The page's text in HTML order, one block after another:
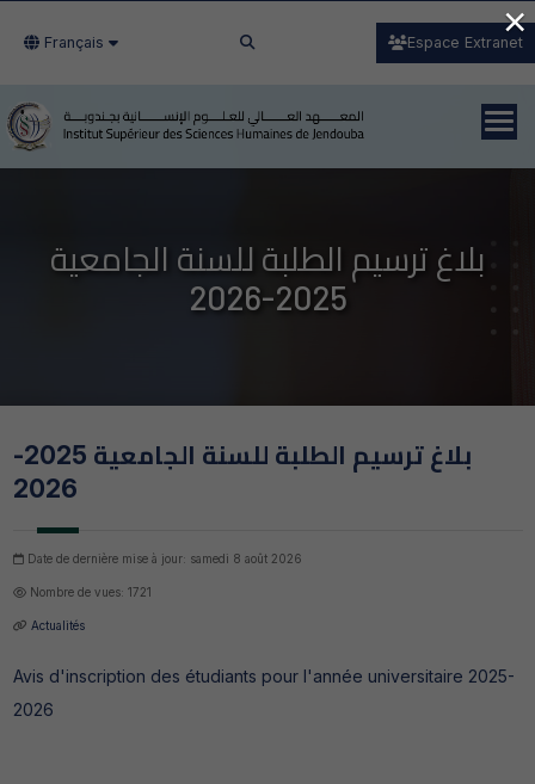
Français Espace Extranet
بلاغ ترسيم الطلبة للسنة الجامعية
2025-2026
بلاغ ترسيم الطلبة للسنة الجامعية 2025-
2026
Date de dernière mise à jour: samedi 8 août 2026
Nombre de vues: 1721
Actualités
Avis d'inscription des étudiants pour l'année universitaire 2025-
2026
×